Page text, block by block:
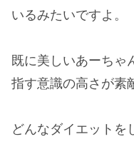
いるみたいですよ。
既に美しいあーちゃ
指す意識の高さが素
どんなダイエットを